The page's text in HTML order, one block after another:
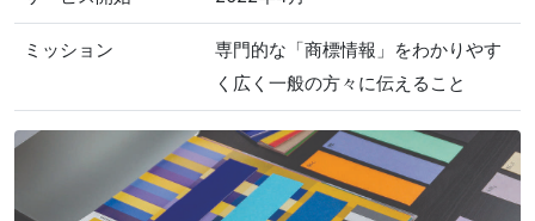
ミッション
専門的な「商標情報」をわかりやす
く広く一般の方々に伝えること